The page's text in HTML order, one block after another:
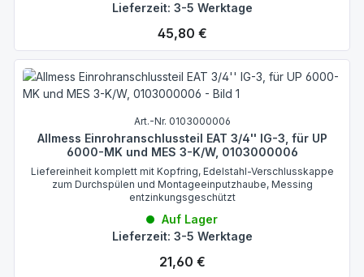
Lieferzeit: 3-5 Werktage
Regulärer Preis:
45,80 €
Art.-Nr. 0103000006
Allmess Einrohranschlussteil EAT 3/4'' IG-3, für UP
6000-MK und MES 3-K/W, 0103000006
Liefereinheit komplett mit Kopfring, Edelstahl-Verschlusskappe
zum Durchspülen und Montageeinputzhaube, Messing
entzinkungsgeschützt
Auf Lager
Lieferzeit: 3-5 Werktage
Regulärer Preis:
21,60 €